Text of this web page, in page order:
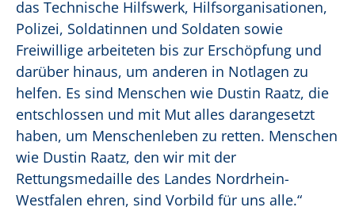
das Technische Hilfswerk, Hilfsorganisationen,
Polizei, Soldatinnen und Soldaten sowie
Freiwillige arbeiteten bis zur Erschöpfung und
darüber hinaus, um anderen in Notlagen zu
helfen. Es sind Menschen wie Dustin Raatz, die
entschlossen und mit Mut alles darangesetzt
haben, um Menschenleben zu retten. Menschen
wie Dustin Raatz, den wir mit der
Rettungsmedaille des Landes Nordrhein-
Westfalen ehren, sind Vorbild für uns alle.“